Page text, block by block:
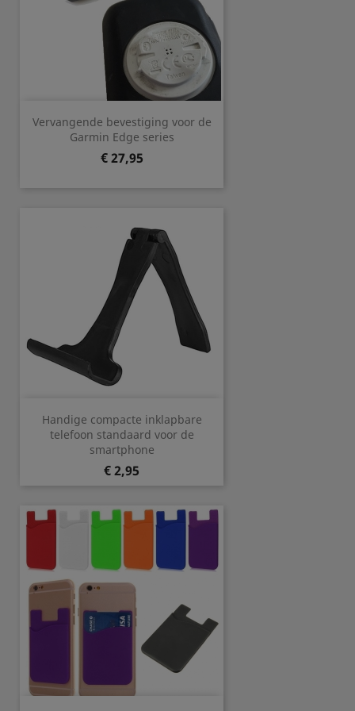
Vervangende bevestiging voor de
Garmin Edge series
Prijs
€ 27,95
Handige compacte inklapbare
telefoon standaard voor de
smartphone
Prijs
€ 2,95